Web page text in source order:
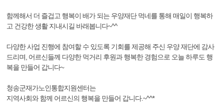
함께해서 더 즐겁고 행복이 배가 되는 우양재단 먹네를 통해 매일이 행복하
고 건강한 생활 지내시길 바래봅니다~^^
다양한 사업 진행에 참여할 수 있도록 기회를 제공해 주신 우양 재단에 감사
드리며, 어르신들께 다양한 먹거리 후원과 행복한 경험으로 오늘 하루도 행
복을 만들어 갑니다~
청송군재가노인통합지원센터는
지역사회와 함께 어르신의 행복을 만들어 갑니다.~^^*